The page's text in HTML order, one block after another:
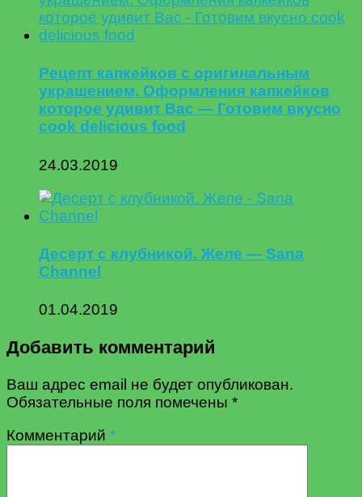
Рецепт капкейков с оригинальным
украшением. Оформления капкейков
которое удивит Вас — Готовим вкусно
cook delicious food
24.03.2019
Десерт с клубникой. Желе — Sana
Channel
01.04.2019
Добавить комментарий
Ваш адрес email не будет опубликован.
Обязательные поля помечены *
Комментарий *